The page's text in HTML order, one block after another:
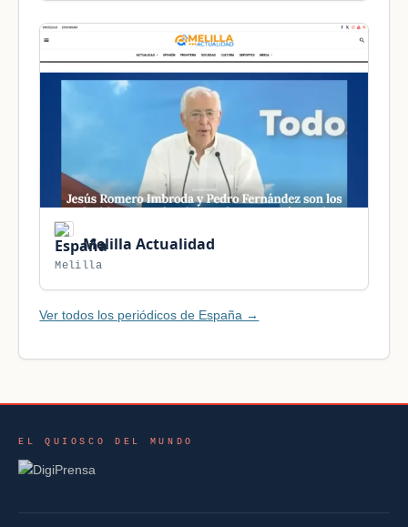
Melilla Actualidad
Melilla
Ver todos los periódicos de España →
EL QUIOSCO DEL MUNDO